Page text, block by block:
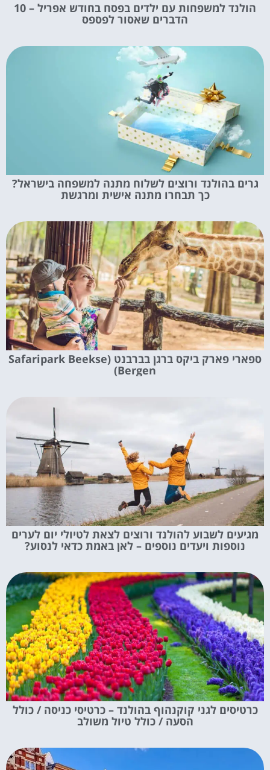
הולנד למשפחות עם ילדים בפסח בחודש אפריל – 10
הדברים שאסור לפספס
גרים בהולנד ורוצים לשלוח מתנה למשפחה בישראל?
כך תבחרו מתנה אישית ומרגשת
ספארי פארק ביקס ברגן בברבנט (Safaripark Beekse
Bergen)
מגיעים לשבוע להולנד ורוצים לצאת לטיולי יום לערים
נוספות ויעדים נוספים – לאן באמת כדאי לנסוע?
כרטיסים לגני קוקנהוף בהולנד – כרטיסי כניסה / כולל
הסעה / כולל טיול משולב